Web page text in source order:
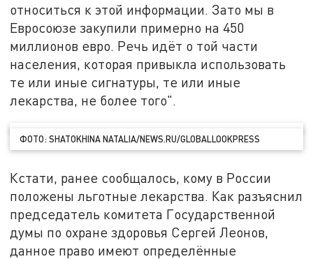
относиться к этой информации. Зато мы в
Евросоюзе закупили примерно на 450
миллионов евро. Речь идёт о той части
населения, которая привыкла использовать
те или иные сигнатуры, те или иные
лекарства, не более того".
ФОТО: SHATOKHINA NATALIA/NEWS.RU/GLOBALLOOKPRESS
Кстати, ранее сообщалось, кому в России
положены льготные лекарства. Как разъяснил
председатель комитета Государственной
думы по охране здоровья Сергей Леонов,
данное право имеют определённые